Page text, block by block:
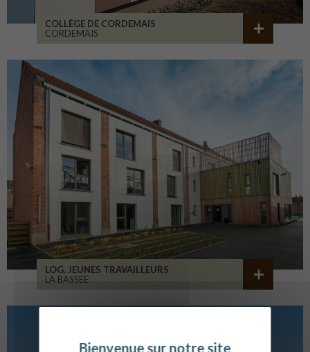
COLLÈGE DE CORDEMAIS
CORDEMAIS
LOG. JEUNES TRAVAILLEURS
LA BASSEE